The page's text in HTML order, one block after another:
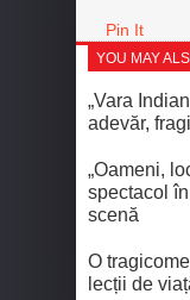
Pin It
YOU MAY
„Vara
adevăr,
„Oameni,
spectacol
scenă
O
lecții de